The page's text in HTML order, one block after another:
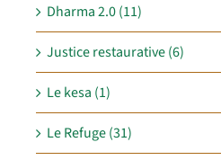
Dharma 2.0 (11)
Justice restaurative (6)
Le kesa (1)
Le Refuge (31)